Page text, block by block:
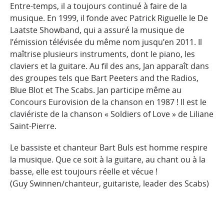
Entre-temps, il a toujours continué à faire de la
musique. En 1999, il fonde avec Patrick Riguelle le De
Laatste Showband, qui a assuré la musique de
l’émission télévisée du même nom jusqu’en 2011. Il
maîtrise plusieurs instruments, dont le piano, les
claviers et la guitare. Au fil des ans, Jan apparaît dans
des groupes tels que Bart Peeters and the Radios,
Blue Blot et The Scabs. Jan participe même au
Concours Eurovision de la chanson en 1987 ! Il est le
claviériste de la chanson « Soldiers of Love » de Liliane
Saint-Pierre.
Le bassiste et chanteur Bart Buls est homme respire
la musique. Que ce soit à la guitare, au chant ou à la
basse, elle est toujours réelle et vécue !
(Guy Swinnen/chanteur, guitariste, leader des Scabs)